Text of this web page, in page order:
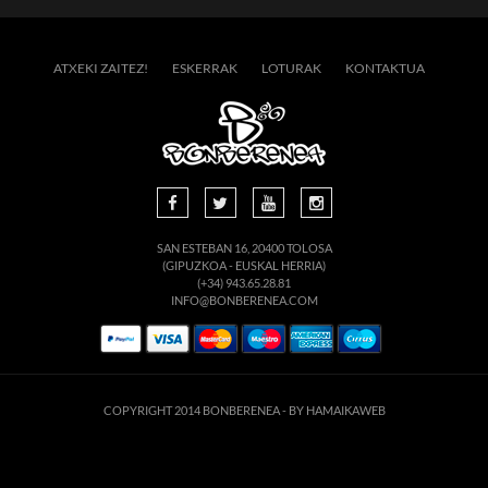
ATXEKI ZAITEZ! ESKERRAK LOTURAK KONTAKTUA
SAN ESTEBAN 16, 20400 TOLOSA
(GIPUZKOA - EUSKAL HERRIA)
(+34) 943.65.28.81
INFO@BONBERENEA.COM
COPYRIGHT 2014 BONBERENEA - BY HAMAIKAWEB